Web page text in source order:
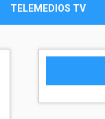
TELEMEDIOS TV